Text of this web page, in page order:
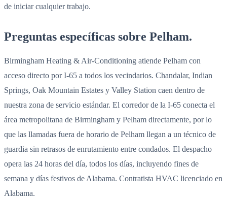
de iniciar cualquier trabajo.
Preguntas específicas sobre Pelham.
Birmingham Heating & Air-Conditioning atiende Pelham con
acceso directo por I-65 a todos los vecindarios. Chandalar, Indian
Springs, Oak Mountain Estates y Valley Station caen dentro de
nuestra zona de servicio estándar. El corredor de la I-65 conecta el
área metropolitana de Birmingham y Pelham directamente, por lo
que las llamadas fuera de horario de Pelham llegan a un técnico de
guardia sin retrasos de enrutamiento entre condados. El despacho
opera las 24 horas del día, todos los días, incluyendo fines de
semana y días festivos de Alabama. Contratista HVAC licenciado en
Alabama.